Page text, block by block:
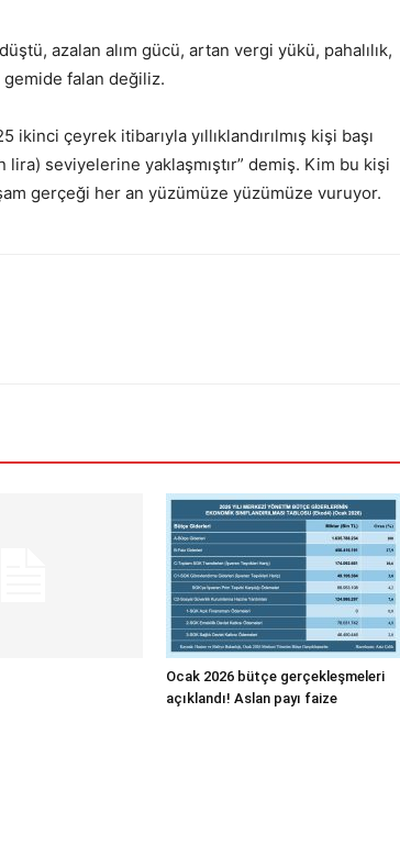
azalan alım gücü, artan vergi yükü, pahalılık,
gemide falan değiliz.
ikinci çeyrek itibarıyla yıllıklandırılmış kişi başı
seviyelerine yaklaşmıştır” demiş. Kim bu kişi
gerçeği her an yüzümüze yüzümüze vuruyor.
Ocak 2026 bütçe gerçekleşmeleri
açıklandı! Aslan payı faize